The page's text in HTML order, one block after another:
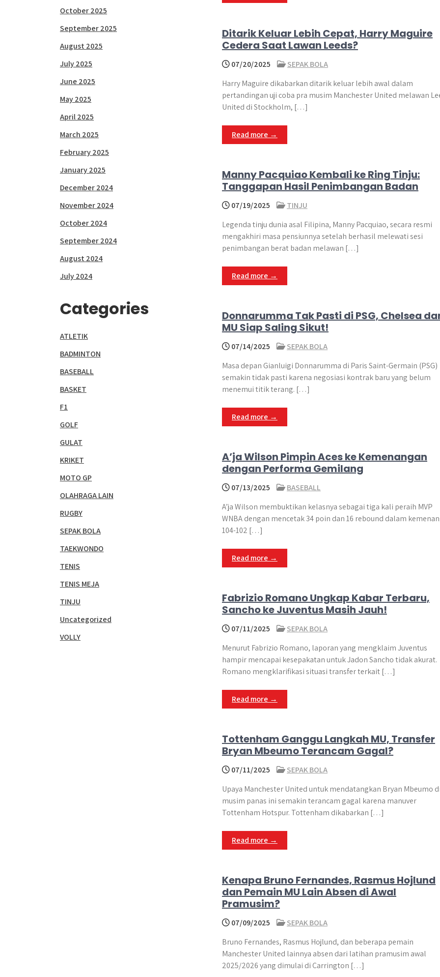
Ditarik Keluar Lebih Cepat, Harry Maguire
Cedera Saat Lawan Leeds?
07/20/2025
SEPAK BOLA
Harry Maguire dikabarkan ditarik keluar lebih awal dalam
pertandingan uji coba pra musim Manchester United melawan
United di Stockholm, […]
Read more →
Manny Pacquiao Kembali ke Ring Tinju:
Tanggapan Hasil Penimbangan Badan
07/19/2025
TINJU
Legenda tinju dunia asal Filipina, Manny Pacquiao, secara resmi
mengakhiri masa pensiunnya setelah berhasil melewati sesi
penimbangan berat badan melawan […]
Read more →
Donnarumma Tak Pasti di PSG, Chelsea
MU Siap Saling Sikut!
07/14/2025
SEPAK BOLA
Masa depan Gianluigi Donnarumma di Paris Saint-Germain (PSG)
semakin tidak pasti karena negosiasi kontrak baru yang belum
menemui titik terang. […]
Read more →
A’ja Wilson Pimpin Aces ke Kemenangan
dengan Performa Gemilang
07/13/2025
BASEBALL
A’ja Wilson membuktikan kelasnya sebagai tiga kali peraih MVP
WNBA dengan mencetak 34 poin dan 16 rebound dalam
104-102 […]
Read more →
Fabrizio Romano Ungkap Kabar Terbaru,
Sancho ke Juventus Masih Jauh!
07/11/2025
SEPAK BOLA
Menurut Fabrizio Romano, laporan yang mengklaim Juventus
hampir mencapai kesepakatan untuk Jadon Sancho tidak akurat.
Romano mengklarifikasi situasi transfer terkait […]
Read more →
Tottenham Ganggu Langkah MU, Transfer
Bryan Mbeumo Terancam Gagal?
07/11/2025
SEPAK BOLA
Upaya Manchester United untuk mendatangkan Bryan Mbeumo
musim panas ini semakin terancam gagal karena manuver
Tottenham Hotspur. Tottenham dikabarkan […]
Read more →
Kenapa Bruno Fernandes, Rasmus Hojlund
dan Pemain MU Lain Absen di Awal
Pramusim?
07/09/2025
SEPAK BOLA
Bruno Fernandes, Rasmus Hojlund, dan beberapa pemain
Manchester United lainnya absen dari latihan pramusim awal
2025/2026 yang dimulai di Carrington […]
October 2025
September 2025
August 2025
July 2025
June 2025
May 2025
April 2025
March 2025
February 2025
January 2025
December 2024
November 2024
October 2024
September 2024
August 2024
July 2024
Categories
ATLETIK
BADMINTON
BASEBALL
BASKET
F1
GOLF
GULAT
KRIKET
MOTO GP
OLAHRAGA LAIN
RUGBY
SEPAK BOLA
TAEKWONDO
TENIS
TENIS MEJA
TINJU
Uncategorized
VOLLY